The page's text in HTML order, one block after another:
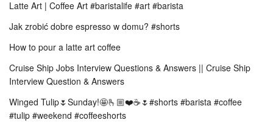
Latte Art | Coffee Art #baristalife #art #barista
Jak zrobić dobre espresso w domu? #shorts
How to pour a latte art coffee
Cruise Ship Jobs Interview Questions & Answers || Cruise Ship
Interview Question & Answers
Winged Tulip🌷Sunday!🤩🫰🏼❤️☕️🌷#shorts #barista #coffee
#tulip #weekend #coffeeshorts